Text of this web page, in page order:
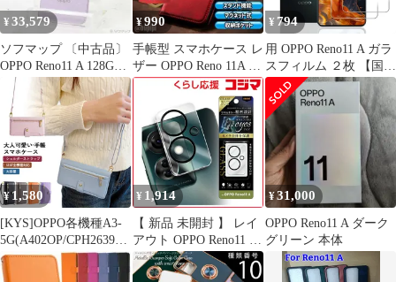
おしゃれ 耐衝撃 ストラ
ップホール付き 0
¥33,579
ソフマップ 〔中古品〕
OPPO Reno11 A 128GB
コーラルパープル
CPH2603 SIMフリー
【348】
¥990
手帳型 スマホケース レ
ザー OPPO Reno 11A レ
ッド カバー CPP
¥ 794
用 OPPO Reno11 A ガラ
スフィルム ２枚 【国産
AGC旭硝子素材】 用
OPPO RENO 11A 強化
ガラス フィルム 硬度
9H 用 OPPO Reno11 A
保護フィルム 耐衝撃 用
OPPO RENO 11A 液晶
ガラス フィルム 全面保
¥1,580
[KYS]OPPO各機種A3-
5G(A402OP/CPH2639)
Reno13A Reno11A ポ
ケット付 ショルダー付
¥ 1,914
【 新品 未開封 】 レイ
アウト OPPO Reno11 A
Like standard カメラ ガ
ラスフィルム 10H eyes/
¥31,000
OPPO Reno11 A ダーク
グリーン 本体